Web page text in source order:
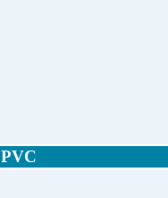
PVC